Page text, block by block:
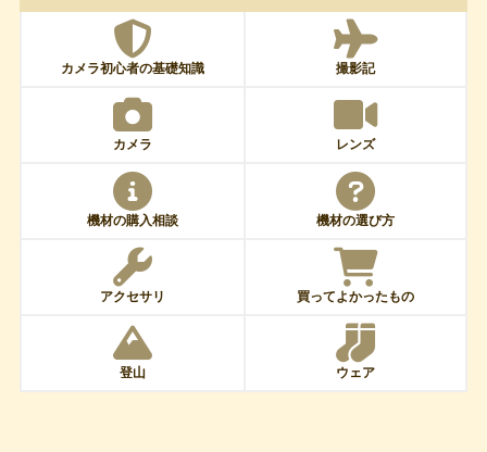
カメラ初心者の基礎知識 撮影記
カメラ レンズ
機材の購入相談 機材の選び方
アクセサリ 買ってよかったもの
登山 ウェア